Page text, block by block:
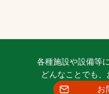
各種施設や設備等
どんなことでも
お